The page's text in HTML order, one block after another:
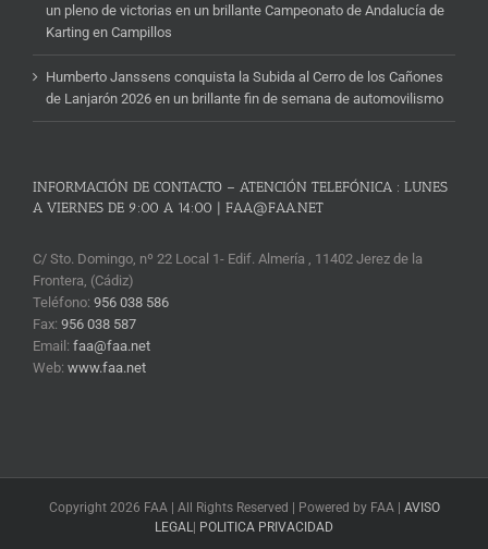
un pleno de victorias en un brillante Campeonato de Andalucía de
Karting en Campillos
Humberto Janssens conquista la Subida al Cerro de los Cañones
de Lanjarón 2026 en un brillante fin de semana de automovilismo
INFORMACIÓN DE CONTACTO – ATENCIÓN TELEFÓNICA : LUNES
A VIERNES DE 9:00 A 14:00 | FAA@FAA.NET
C/ Sto. Domingo, nº 22 Local 1- Edif. Almería , 11402 Jerez de la
Frontera, (Cádiz)
Teléfono: 956 038 586
Fax: 956 038 587
Email: faa@faa.net
Web: www.faa.net
Copyright 2026 FAA | All Rights Reserved | Powered by FAA | AVISO
LEGAL | POLITICA PRIVACIDAD